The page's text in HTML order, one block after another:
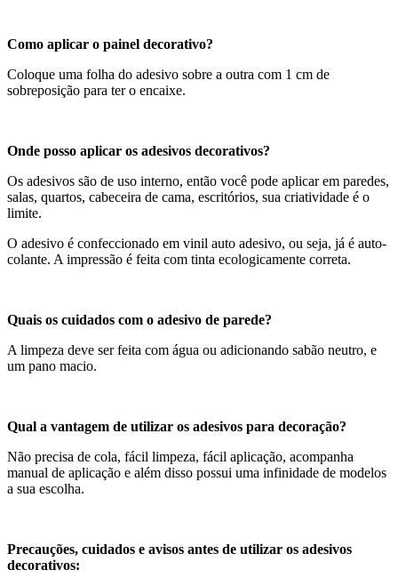
Como aplicar o painel decorativo?
Coloque uma folha do adesivo sobre a outra com 1 cm de
sobreposição para ter o encaixe.
Onde posso aplicar os adesivos decorativos?
Os adesivos são de uso interno, então você pode aplicar em paredes,
salas, quartos, cabeceira de cama, escritórios, sua criatividade é o
limite.
O adesivo é confeccionado em vinil auto adesivo, ou seja, já é auto-
colante. A impressão é feita com tinta ecologicamente correta.
Quais os cuidados com o adesivo de parede?
A limpeza deve ser feita com água ou adicionando sabão neutro, e
um pano macio.
Qual a vantagem de utilizar os adesivos para decoração?
Não precisa de cola, fácil limpeza, fácil aplicação, acompanha
manual de aplicação e além disso possui uma infinidade de modelos
a sua escolha.
Precauções, cuidados e avisos antes de utilizar os adesivos
decorativos: